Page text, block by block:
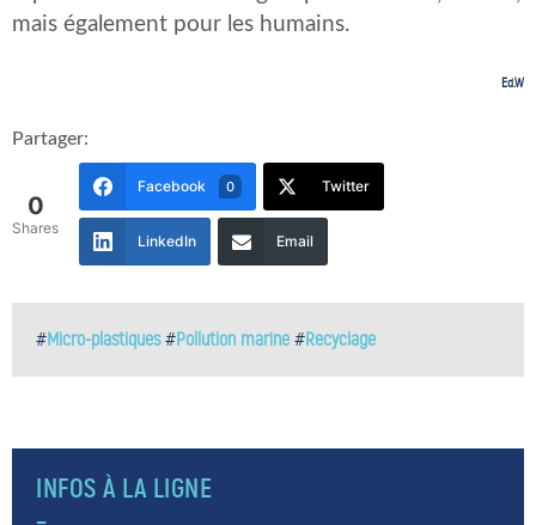
mais également pour les humains.
Ed.W
Partager:
0
Shares
Facebook 0 Twitter
LinkedIn Email
#Micro-plastiques#Pollution marine #Recyclage
INFOS À LA LIGNE